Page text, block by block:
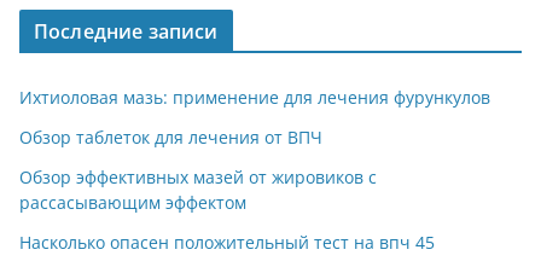
a
m
A
p
p
kl
a
ss
ni
ki
в
и
т
ь
Последние записи
Ихтиоловая мазь: применение для лечения фурункулов
Обзор таблеток для лечения от ВПЧ
Обзор эффективных мазей от жировиков с
рассасывающим эффектом
Насколько опасен положительный тест на впч 45